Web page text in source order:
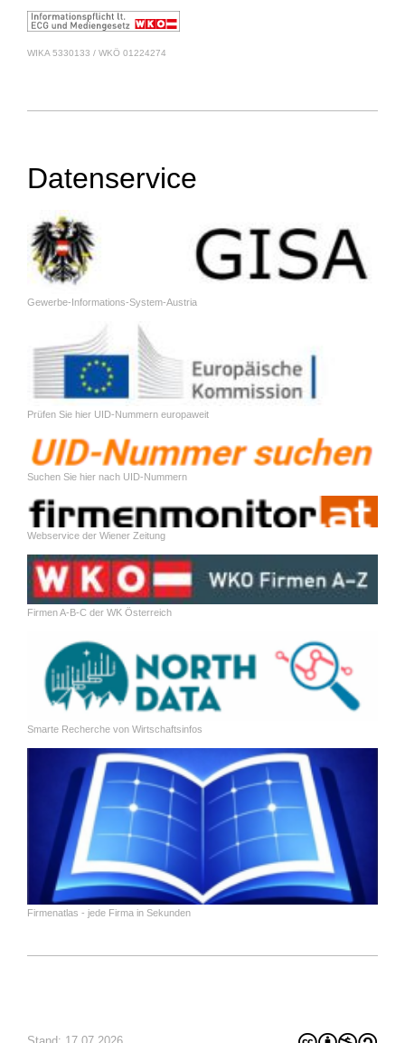
WIKA 5330133 / WKÖ 01224274
Datenservice
Gewerbe-Informations-System-Austria
Prüfen Sie hier UID-Nummern europaweit
Suchen Sie hier nach UID-Nummern
Webservice der Wiener Zeitung
Firmen A-B-C der WK Österreich
Smarte Recherche von Wirtschaftsinfos
Firmenatlas - jede Firma in Sekunden